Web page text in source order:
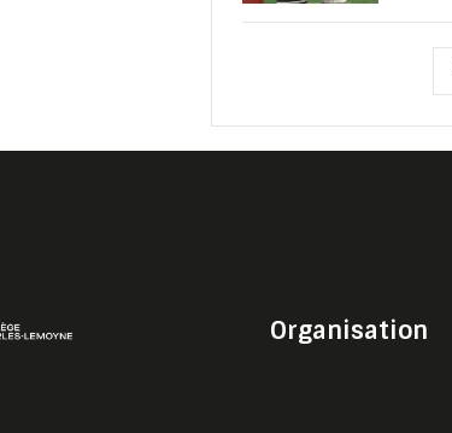
Organisation